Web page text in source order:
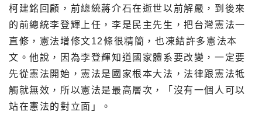
柯建銘回顧，前總統蔣介石在逝世以前解嚴，到後來
的前總統李登輝上任，李是民主先生，把台灣憲法一
直修，憲法增修文12條很精簡，也凍結許多憲法本
文。他說，因為李登輝知道國家體系要改變，一定要
先從憲法開始，憲法是國家根本大法，法律跟憲法牴
觸就無效，所以憲法是最高層次，「沒有一個人可以
站在憲法的對立面」。